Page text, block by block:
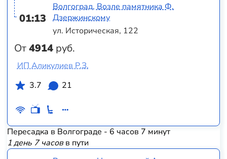
01:13
От4914 руб.
Волгоград, Возле памятника Ф.
Дзержинскому
ул. Историческая, 122
ИП Аликулиев Р.З.
3.7
21
Пересадка в Волгограде - 6 часов 7 минут
1 день 7 часовв пути